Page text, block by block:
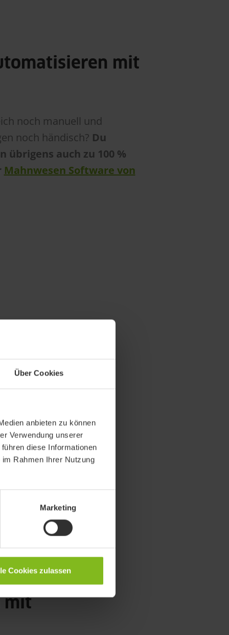
Über Cookies
anbieten zu können
Verwendung unserer
diese Informationen
Rahmen Ihrer Nutzung
Marketing
Cookies zulassen
mit
noch manuell und
noch händisch? Du
übrigens auch zu 100 %
Mahnwesen Software von
einer
Sie wird
um den
ist
mit